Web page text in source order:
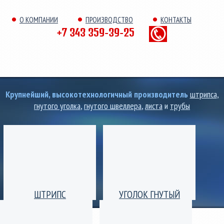
О КОМПАНИИ ПРОИЗВОДСТВО КОНТАКТЫ
+7 343 359-39-25
Крупнейший, высокотехнологичный производительштрипса,
гнутого уголка,гнутого швеллера,листаи трубы
ШТРИПС УГОЛОК ГНУТЫЙ